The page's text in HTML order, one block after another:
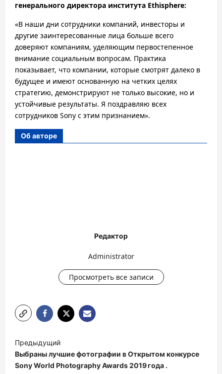
генерального директора института Ethisphere:
«В наши дни сотрудники компаний, инвесторы и
другие заинтересованные лица больше всего
доверяют компаниям, уделяющим первостепенное
внимание социальным вопросам. Практика
показывает, что компании, которые смотрят далеко в
будущее и имеют основанную на четких целях
стратегию, демонстрируют не только высокие, но и
устойчивые результаты. Я поздравляю всех
сотрудников Sony с этим признанием».
Об авторе
Редактор
Administrator
Просмотреть все записи
а
в
Предыдущий
Выбраны лучшие фотографии в Открытом конкурсе
Sony World Photography Awards 2019 года .